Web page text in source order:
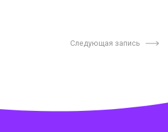
Следующая запись